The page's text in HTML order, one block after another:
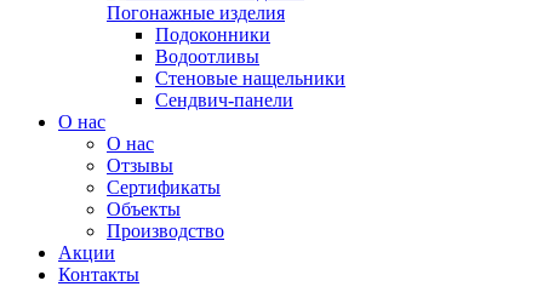
Погонажные изделия
Подоконники
Водоотливы
Стеновые нащельники
Сендвич-панели
О нас
О нас
Отзывы
Сертификаты
Объекты
Производство
Акции
Контакты